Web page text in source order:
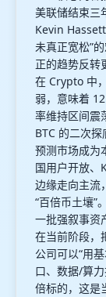
美联储结束三
Kevin
未真正宽松”
正的趋势反转
在 Crypto 中
弱，意味着
率维持区间震
BTC 的二次探
预测市场成为
国用户开放、
边缘走向主流
“百倍币土壤”
一批强叙事资
在当前阶段
公司可以“用
口、数据/算
倍标的，这是